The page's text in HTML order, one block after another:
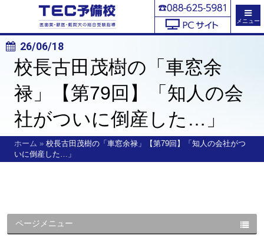
メニュー
26/06/18
校長古田茂樹の「車窓余
禄」【第79回】「知人の会
社がついに倒産した…」
ホーム » 校長古田茂樹の「車窓余禄」【第79回】「知人の会社がつ
いに倒産した…」
ページメニュー